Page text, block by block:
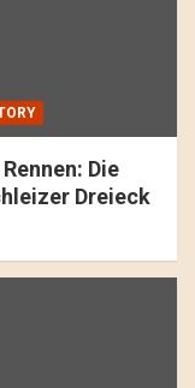
Die
Dreieck